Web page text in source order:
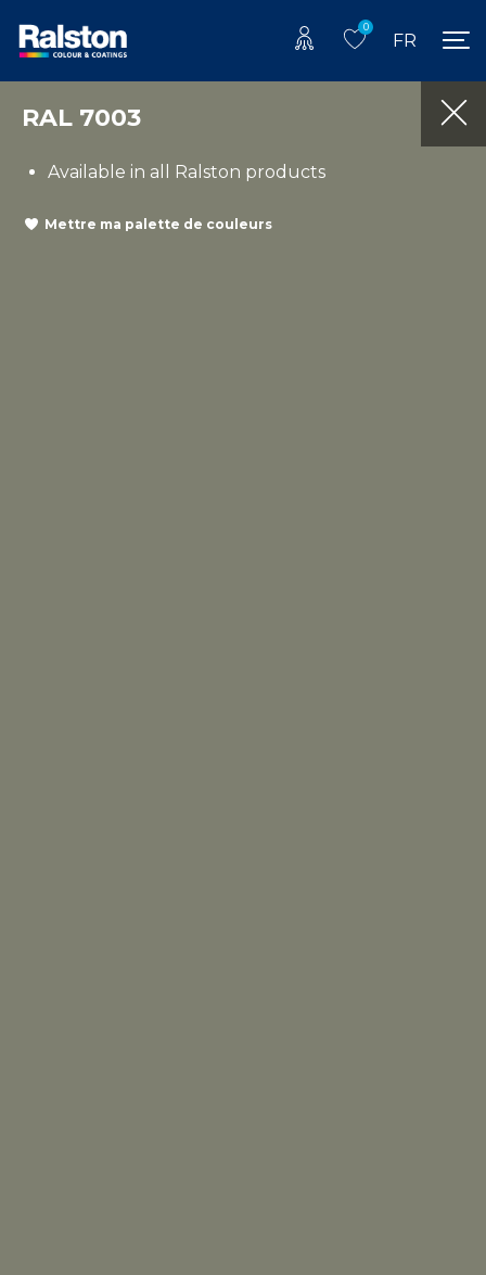
0
FR
RAL 7003
Available in all Ralston products
Mettre ma palette de couleurs